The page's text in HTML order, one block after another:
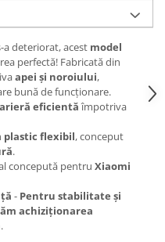
a deteriorat, acest model
perfectă! Fabricată din
apei și noroiului,
bună de funcționare.
eficientăîmpotriva
plastic flexibil, conceput
.
concepută pentru Xiaomi
- Pentru stabilitate și
achiziționarea
.